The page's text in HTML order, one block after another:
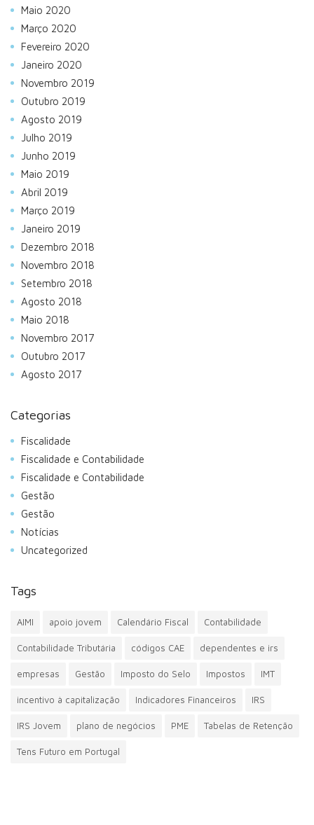
Maio 2020
Março 2020
Fevereiro 2020
Janeiro 2020
Novembro 2019
Outubro 2019
Agosto 2019
Julho 2019
Junho 2019
Maio 2019
Abril 2019
Março 2019
Janeiro 2019
Dezembro 2018
Novembro 2018
Setembro 2018
Agosto 2018
Maio 2018
Novembro 2017
Outubro 2017
Agosto 2017
Categorias
Fiscalidade
Fiscalidade e Contabilidade
Fiscalidade e Contabilidade
Gestão
Gestão
Notícias
Uncategorized
Tags
AIMI apoio jovem Calendário Fiscal Contabilidade
Contabilidade Tributária códigos CAE dependentes e irs
empresas Gestão Imposto do Selo Impostos IMT
incentivo à capitalização Indicadores Financeiros IRS
IRS Jovem plano de negócios PME Tabelas de Retenção
Tens Futuro em Portugal